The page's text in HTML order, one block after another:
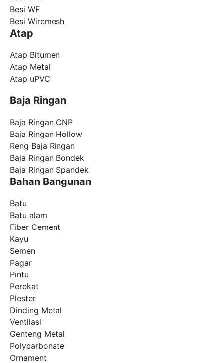
Besi WF
Besi Wiremesh
Atap
Atap Bitumen
Atap Metal
Atap uPVC
Baja Ringan
Baja Ringan CNP
Baja Ringan Hollow
Reng Baja Ringan
Baja Ringan Bondek
Baja Ringan Spandek
Bahan Bangunan
Batu
Batu alam
Fiber Cement
Kayu
Semen
Pagar
Pintu
Perekat
Plester
Dinding Metal
Ventilasi
Genteng Metal
Polycarbonate
Ornament